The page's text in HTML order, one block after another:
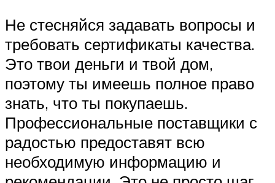
Не стесняйся задавать вопросы и
требовать сертификаты качества.
Это твои деньги и твой дом,
поэтому ты имеешь полное право
знать, что ты покупаешь.
Профессиональные поставщики с
радостью предоставят всю
необходимую информацию и